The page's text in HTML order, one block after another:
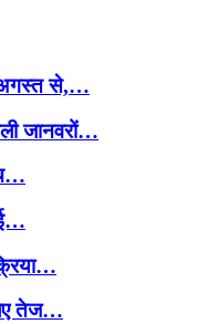
अगस्त से,…
जानवरों…
तेज…